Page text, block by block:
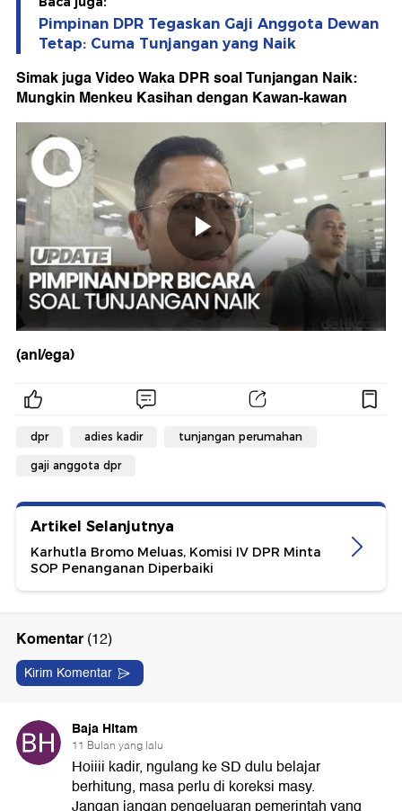
Pimpinan DPR Tegaskan Gaji Anggota Dewan
Tetap: Cuma Tunjangan yang Naik
Simak juga Video Waka DPR soal Tunjangan Naik:
Mungkin Menkeu Kasihan dengan Kawan-kawan
(anl/ega)
dpr adies kadir tunjangan perumahan
gaji anggota dpr
Artikel Selanjutnya
Karhutla Bromo Meluas, Komisi IV DPR Minta
SOP Penanganan Diperbaiki